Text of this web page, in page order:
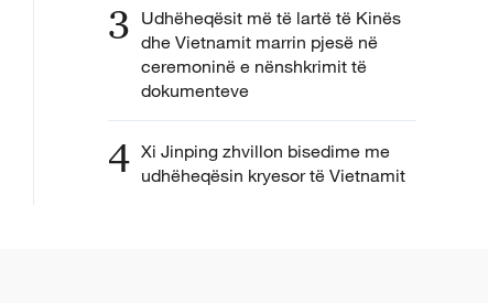
3 Udhëheqësit më të lartë të Kinës
dhe Vietnamit marrin pjesë në
ceremoninë e nënshkrimit të
dokumenteve
4 Xi Jinping zhvillon bisedime me
udhëheqësin kryesor të Vietnamit